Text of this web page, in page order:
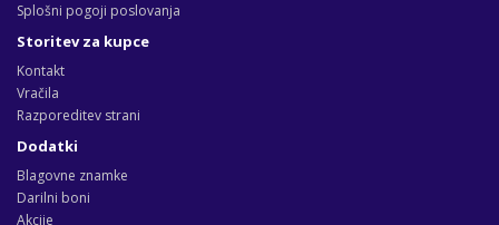
Splošni pogoji poslovanja
Storitev za kupce
Kontakt
Vračila
Razporeditev strani
Dodatki
Blagovne znamke
Darilni boni
Akcije